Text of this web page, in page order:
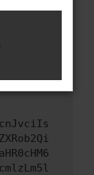
versucht
der